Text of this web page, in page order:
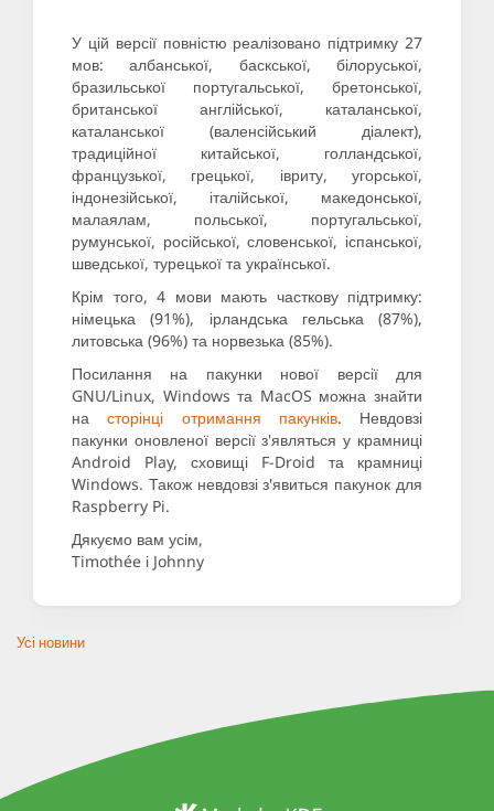
У цій версії повністю реалізовано підтримку 27
мов: албанської, баскської, білоруської,
бразильської португальської, бретонської,
британської англійської, каталанської,
каталанської (валенсійський діалект),
традиційної китайської, голландської,
французької, грецької, івриту, угорської,
індонезійської, італійської, македонської,
малаялам, польської, португальської,
румунської, російської, словенської, іспанської,
шведської, турецької та української.
Крім того, 4 мови мають часткову підтримку:
німецька (91%), ірландська гельська (87%),
литовська (96%) та норвезька (85%).
Посилання на пакунки нової версії для
GNU/Linux, Windows та MacOS можна знайти
насторінці отримання пакунків. Невдовзі
пакунки оновленої версії з'являться у крамниці
Android Play, сховищі F-Droid та крамниці
Windows. Також невдовзі з'явиться пакунок для
Raspberry Pi.
Дякуємо вам усім,
Timothée і Johnny
Усі новини